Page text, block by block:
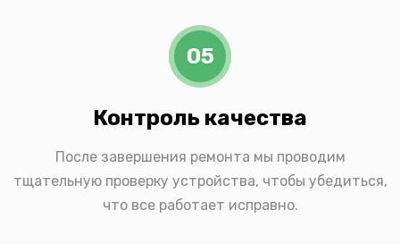
05
Контроль качества
После завершения ремонта мы проводим
тщательную проверку устройства, чтобы убедиться,
что все работает исправно.